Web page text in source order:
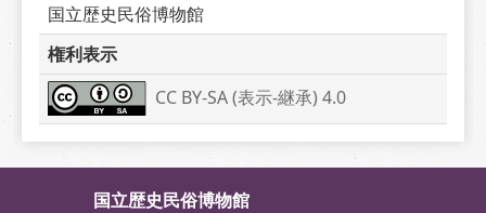
国立歴史民俗博物館
権利表示
CC BY-SA (表示-継承) 4.0
国立歴史民俗博物館